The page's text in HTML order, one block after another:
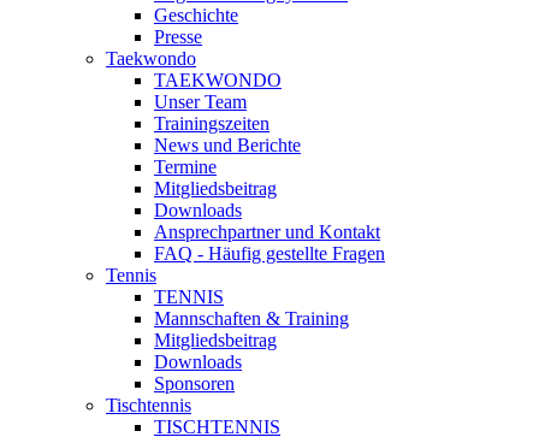
Geschichte
Presse
Taekwondo
TAEKWONDO
Unser Team
Trainingszeiten
News und Berichte
Termine
Mitgliedsbeitrag
Downloads
Ansprechpartner und Kontakt
FAQ - Häufig gestellte Fragen
Tennis
TENNIS
Mannschaften & Training
Mitgliedsbeitrag
Downloads
Sponsoren
Tischtennis
TISCHTENNIS